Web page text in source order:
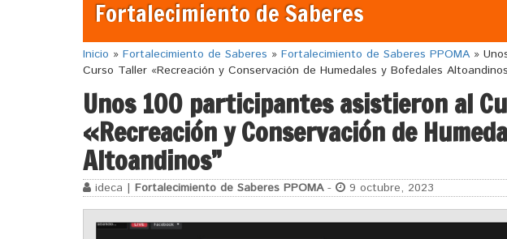
Fortalecimiento de Saberes
Inicio » Fortalecimiento de Saberes » Fortalecimiento de Saberes PPOMA »
Curso Taller «Recreación y Conservación de Humedales y Bofedales
Unos 100 participantes asistieron al
«Recreación y Conservación de
Altoandinos”
ideca | Fortalecimiento de Saberes PPOMA- 9 octubre, 2023